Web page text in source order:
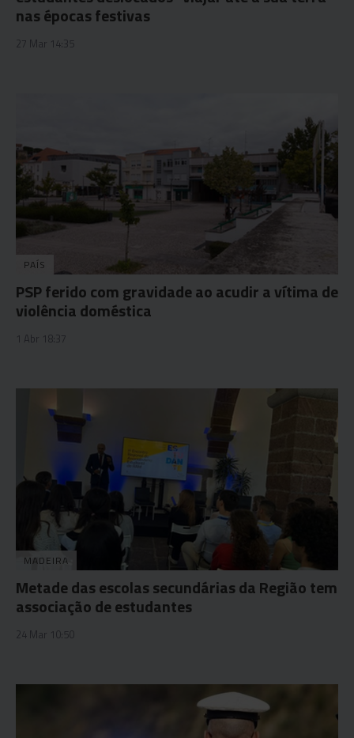
nas épocas festivas
27 Mar 14:35
PAÍS
PSP ferido com gravidade ao acudir a vítima de
violência doméstica
1 Abr 18:37
MADEIRA
Metade das escolas secundárias da Região tem
associação de estudantes
24 Mar 10:50